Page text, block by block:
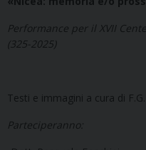
Performance per il XVII
(325-2025)
Testi e immagini a cura di
Parteciperanno: